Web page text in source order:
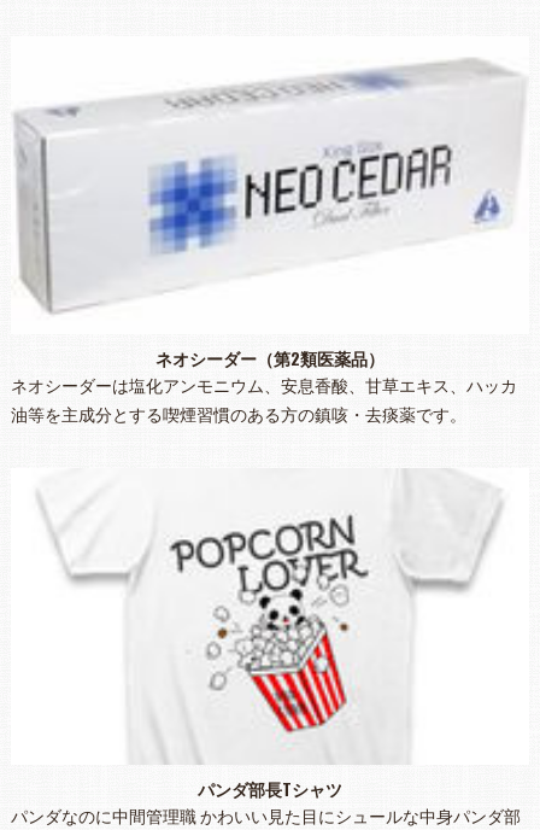
ネオシーダー（第2類医薬品）
ネオシーダーは塩化アンモニウム、安息香酸、甘草エキス、ハッカ
油等を主成分とする喫煙習慣のある方の鎮咳・去痰薬です。
パンダ部長Tシャツ
パンダなのに中間管理職 かわいい見た目にシュールな中身パンダ部